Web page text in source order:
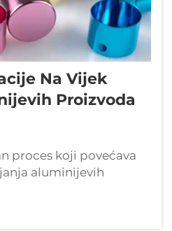
Na Vijek
Proizvoda
proces koji povećava
aluminijevih
tehnika ne
svojstva
stvara zaštitni sloj koji